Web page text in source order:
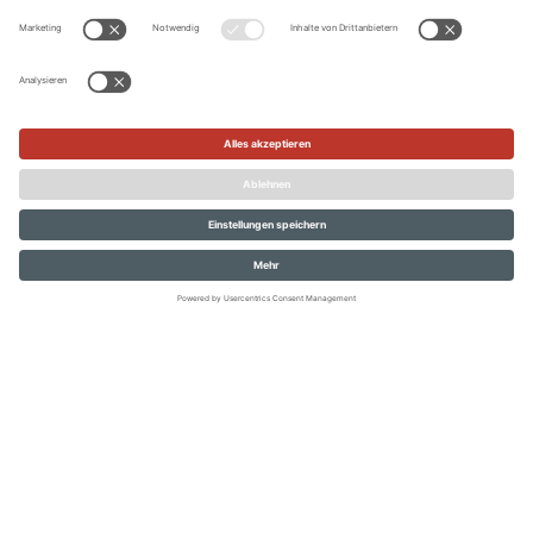
Und das ist erst der Anfang! Wenn du einmal von den Mini-
Partygästen für die tollenMuffins,KuchenundTorten
gefeiert wurdest und bei der Dekoration so viel Spaß hattest
wie wir, bist du wahrscheinlich auf den Geschmack
gekommen.